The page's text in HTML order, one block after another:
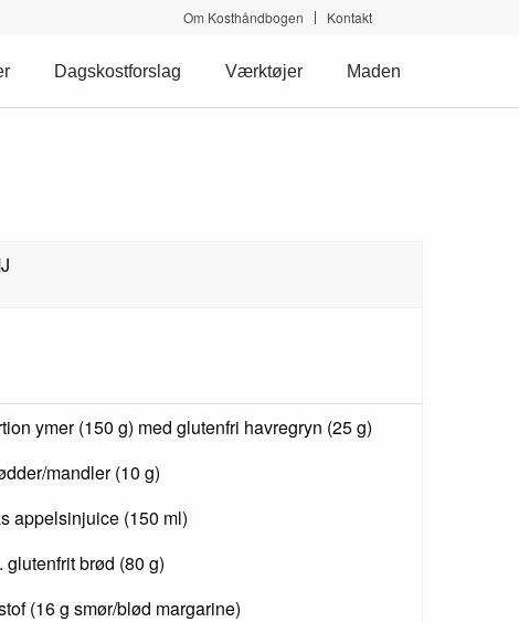
Om Kosthåndbogen Kontakt
Dagskostforslag Værktøjer Maden
ymer (150 g) med glutenfri havregryn (25 g)
mandler (10 g)
appelsinjuice (150 ml)
glutenfrit brød (80 g)
(16 g smør/blød margarine)